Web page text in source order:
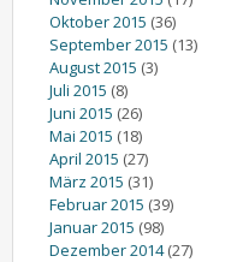
Oktober 2015 (36)
September 2015 (13)
August 2015 (3)
Juli 2015 (8)
Juni 2015 (26)
Mai 2015 (18)
April 2015 (27)
März 2015 (31)
Februar 2015 (39)
Januar 2015 (98)
Dezember 2014(27)